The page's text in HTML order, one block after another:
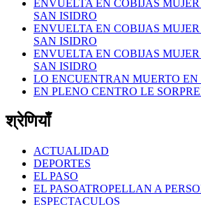
ENVUELTA EN COBIJAS
SAN ISIDRO
ENVUELTA EN COBIJAS
SAN ISIDRO
ENVUELTA EN COBIJAS
SAN ISIDRO
LO ENCUENTRAN MUERTO
EN PLENO CENTRO LE
श्रेणियाँ
ACTUALIDAD
DEPORTES
EL PASO
EL PASOATROPELLAN A
ESPECTACULOS